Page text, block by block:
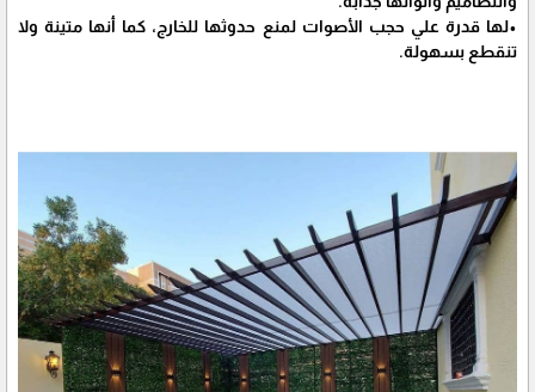
•لها قدرة علي حجب الأصوات لمنع حدوثها للخارج، كما أنها متينة ولا
تنقطع بسهولة.